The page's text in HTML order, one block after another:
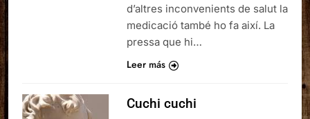
d’altres inconvenients de salut la
medicació també ho fa així. La
pressa que hi…
Leer más
Cuchi cuchi